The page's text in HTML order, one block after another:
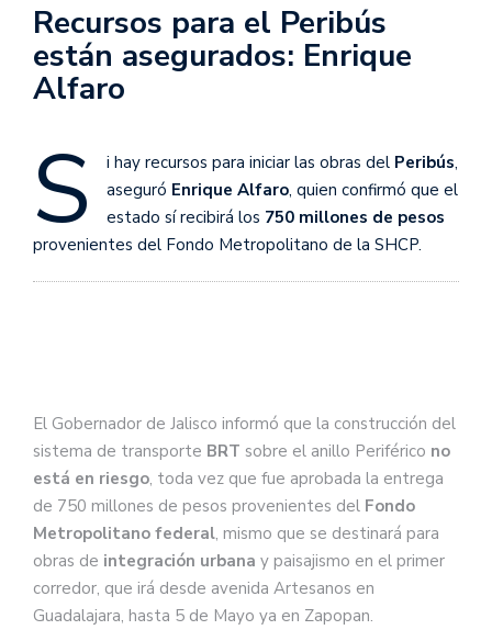
Recursos para el Peribús
están asegurados: Enrique
Alfaro
S i hay recursos para iniciar las obras del Peribús,
aseguró Enrique Alfaro, quien confirmó que el
estado sí recibirá los 750 millones de pesos
provenientes del Fondo Metropolitano de la SHCP.
El Gobernador de Jalisco informó que la construcción del
sistema de transporte BRT sobre el anillo Periférico no
está en riesgo, toda vez que fue aprobada la entrega
de 750 millones de pesos provenientes del Fondo
Metropolitano federal, mismo que se destinará para
obras de integración urbana y paisajismo en el primer
corredor, que irá desde avenida Artesanos en
Guadalajara, hasta 5 de Mayo ya en Zapopan.